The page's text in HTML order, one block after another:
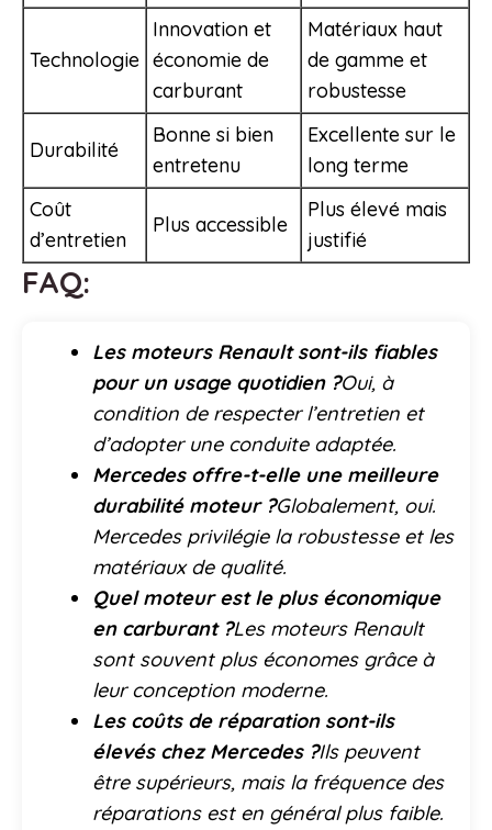
Technologie
Innovation et
économie de
carburant
Matériaux haut
de gamme et
robustesse
Durabilité
Bonne si bien
entretenu
Excellente sur le
long terme
Coût
d’entretien
Plus accessible
Plus élevé mais
justifié
FAQ:
Les moteurs Renault sont-ils fiables
pour un usage quotidien ?Oui, à
condition de respecter l’entretien et
d’adopter une conduite adaptée.
Mercedes offre-t-elle une meilleure
durabilité moteur ?Globalement, oui.
Mercedes privilégie la robustesse et les
matériaux de qualité.
Quel moteur est le plus économique
en carburant ?Les moteurs Renault
sont souvent plus économes grâce à
leur conception moderne.
Les coûts de réparation sont-ils
élevés chez Mercedes ?Ils peuvent
être supérieurs, mais la fréquence des
réparations est en général plus faible.